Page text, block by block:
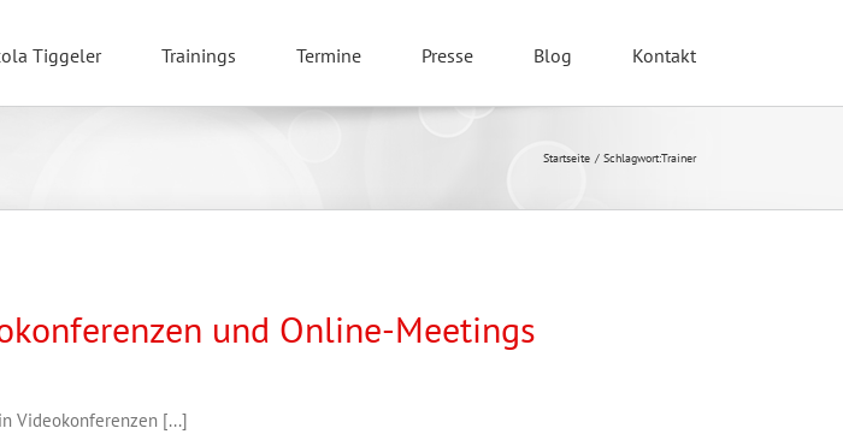
Tiggeler Trainings Termine Presse Blog Kontakt
Startseite Schlagwort:Trainer
und Online-Meetings
Videokonferenzen [...]